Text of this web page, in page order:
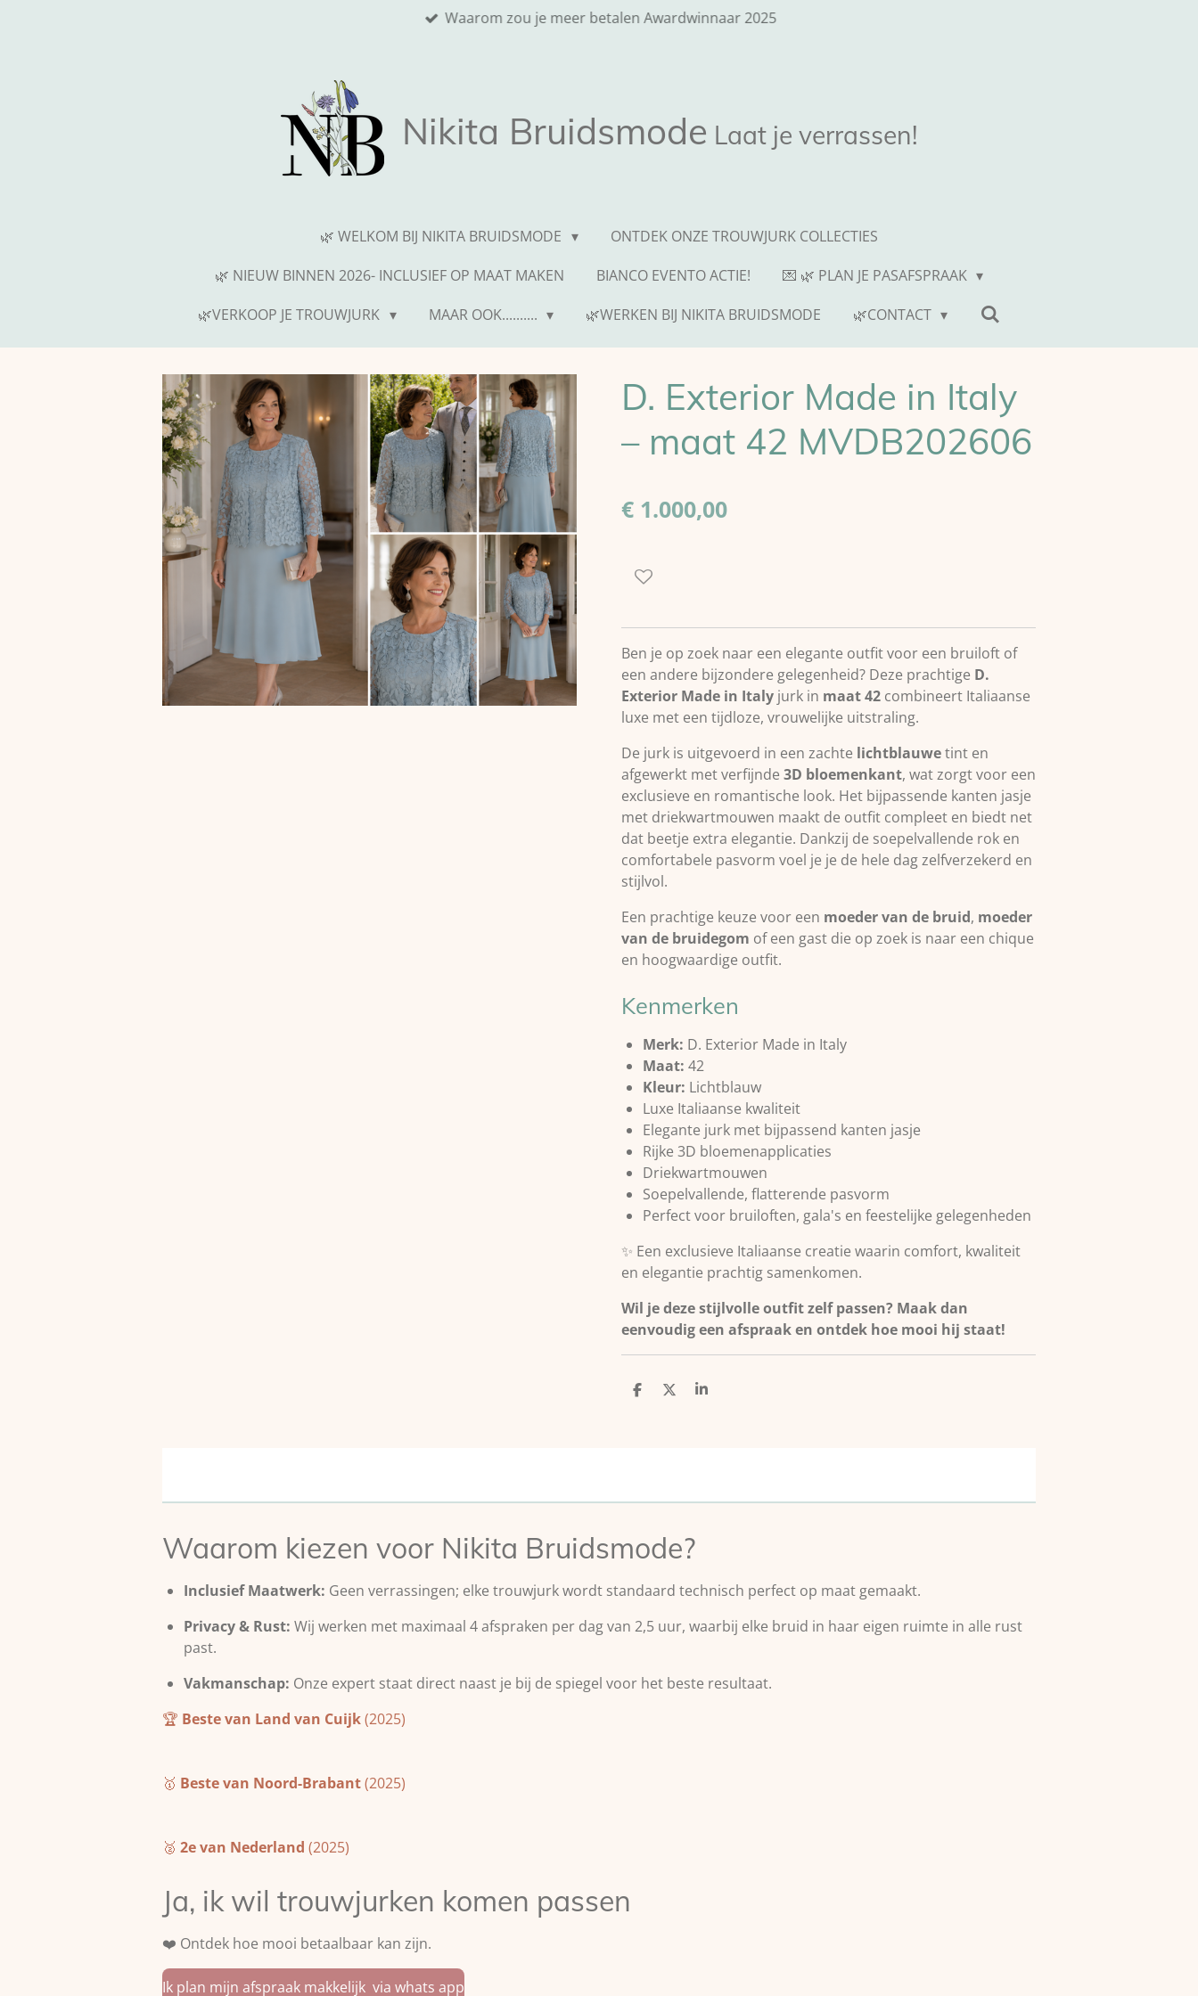
Waarom zou je meer betalen Awardwinnaar 2025
Nikita Bruidsmode Laat je verrassen!
🌿 WELKOM BIJ NIKITA BRUIDSMODE
ONTDEK ONZE TROUWJURK COLLECTIES
🌿 NIEUW BINNEN 2026- INCLUSIEF OP MAAT MAKEN
BIANCO EVENTO ACTIE!
💌 🌿 PLAN JE PASAFSPRAAK
🌿VERKOOP JE TROUWJURK
MAAR OOK.......... 🌿WERKEN BIJ NIKITA BRUIDSMODE 🌿CONTACT
D. Exterior Made in Italy
– maat 42 MVDB202606
€ 1.000,00
Ben je op zoek naar een elegante outfit voor een bruiloft of
een andere bijzondere gelegenheid? Deze prachtige D.
Exterior Made in Italy jurk in maat 42 combineert Italiaanse
luxe met een tijdloze, vrouwelijke uitstraling.
De jurk is uitgevoerd in een zachte lichtblauwetint en
afgewerkt met verfijnde 3D bloemenkant, wat zorgt voor een
exclusieve en romantische look. Het bijpassende kanten jasje
met driekwartmouwen maakt de outfit compleet en biedt net
dat beetje extra elegantie. Dankzij de soepelvallende rok en
comfortabele pasvorm voel je je de hele dag zelfverzekerd en
stijlvol.
Een prachtige keuze voor een moeder van de bruid, moeder
van de bruidegom of een gast die op zoek is naar een chique
en hoogwaardige outfit.
Kenmerken
Merk: D. Exterior Made in Italy
Maat: 42
Kleur: Lichtblauw
Luxe Italiaanse kwaliteit
Elegante jurk met bijpassend kanten jasje
Rijke 3D bloemenapplicaties
Driekwartmouwen
Soepelvallende, flatterende pasvorm
Perfect voor bruiloften, gala's en feestelijke gelegenheden
✨ Een exclusieve Italiaanse creatie waarin comfort, kwaliteit
en elegantie prachtig samenkomen.
Wil je deze stijlvolle outfit zelf passen? Maak dan
eenvoudig een afspraak en ontdek hoe mooi hij staat!
D
D
S
Waarom kiezen voor Nikita Bruidsmode?
Inclusief Maatwerk: Geen verrassingen; elke trouwjurk wordt standaard technisch perfect op maat gemaakt.
Privacy & Rust: Wij werken met maximaal 4 afspraken per dag van 2,5 uur, waarbij elke bruid in haar eigen ruimte in alle rust
past.
Vakmanschap: Onze expert staat direct naast je bij de spiegel voor het beste resultaat.
🏆 Beste van Land van Cuijk(2025)
🥇 Beste van Noord-Brabant(2025)
🥈 2e van Nederland (2025)
Ja, ik wil trouwjurken komen passen
❤️ Ontdek hoe mooi betaalbaar kan zijn.
Ik plan mijn afspraak makkelijk via whats app